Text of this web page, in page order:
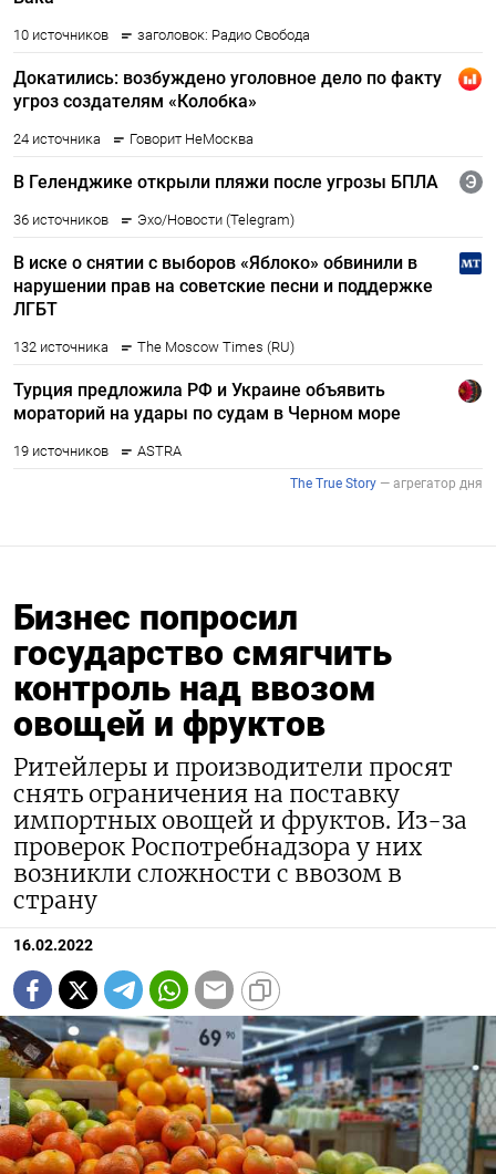
Бизнес попросил
государство смягчить
контроль над ввозом
овощей и фруктов
Ритейлеры и производители просят
снять ограничения на поставку
импортных овощей и фруктов. Из-за
проверок Роспотребнадзора у них
возникли сложности с ввозом в
страну
16.02.2022